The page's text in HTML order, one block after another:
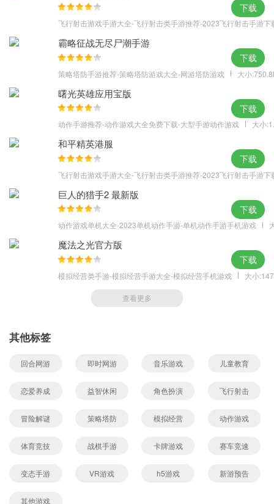
飞行射击游戏手游大全-飞行射击类手游推荐-2023飞行射击手游下
下载
霸略征战无尽尸潮手游
策略塔防手游推荐-策略塔防游戏大全-网游塔防游戏 大小
下载
曙光英雄应用宝版
动作手游推荐-动作游戏大全免费下载-大型手游动作游戏 大小
下载
和平精英港服
飞行射击游戏手游大全-飞行射击类手游推荐-2023飞行射击手游下
下载
巨人的猎手2 最新版
动作游戏单机大全-2023单机动作手游-单机动作手游手机游戏
下载
魔法之光官方版
模拟经营类手游-模拟经营手游大全-模拟经营手机游戏 大小
下载
查看更多
其他标签
回合网游 即时网游 音乐游戏 儿童教育
恋爱养成 益智休闲 角色扮演 飞行射击
冒险解谜 策略塔防 模拟经营 动作游戏
体育竞技 战棋手游 卡牌游戏 赛车竞速
变态手游 VR游戏 h5游戏 新游预告
其他游戏